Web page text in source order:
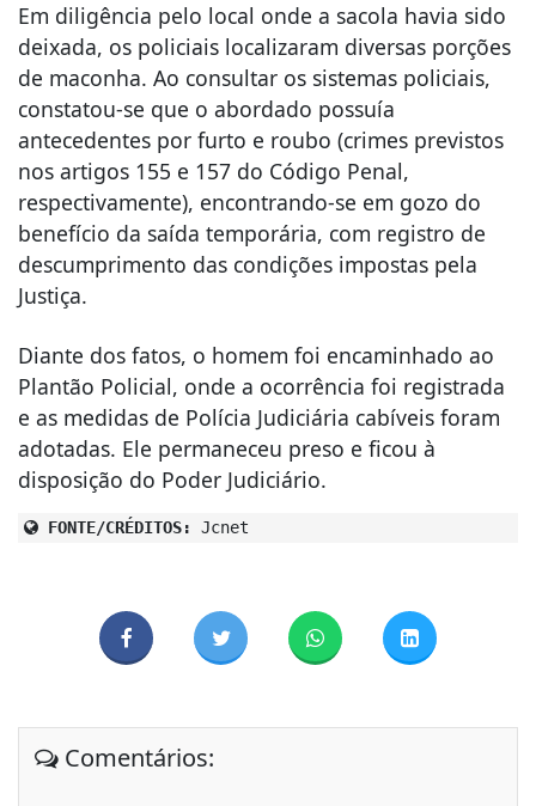
Em diligência pelo local onde a sacola havia sido
deixada, os policiais localizaram diversas porções
de maconha. Ao consultar os sistemas policiais,
constatou-se que o abordado possuía
antecedentes por furto e roubo (crimes previstos
nos artigos 155 e 157 do Código Penal,
respectivamente), encontrando-se em gozo do
benefício da saída temporária, com registro de
descumprimento das condições impostas pela
Justiça.
Diante dos fatos, o homem foi encaminhado ao
Plantão Policial, onde a ocorrência foi registrada
e as medidas de Polícia Judiciária cabíveis foram
adotadas. Ele permaneceu preso e ficou à
disposição do Poder Judiciário.
FONTE/CRÉDITOS: Jcnet
Comentários: